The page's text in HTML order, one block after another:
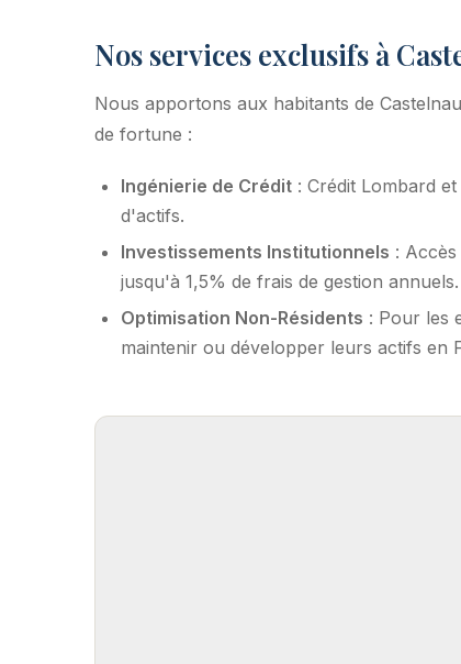
Nos services exclusifs à
Nous apportons aux habitants de
de fortune :
Ingénierie de Crédit : Crédit Lombard
d'actifs.
Investissements Institutionnels :
jusqu'à 1,5% de frais de gestion annuels.
Optimisation Non-Résidents : Pour les
maintenir ou développer leurs actifs en